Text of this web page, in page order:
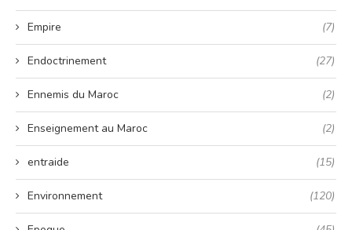
Empire (7)
Endoctrinement (27)
Ennemis du Maroc (2)
Enseignement au Maroc (2)
entraide (15)
Environnement (120)